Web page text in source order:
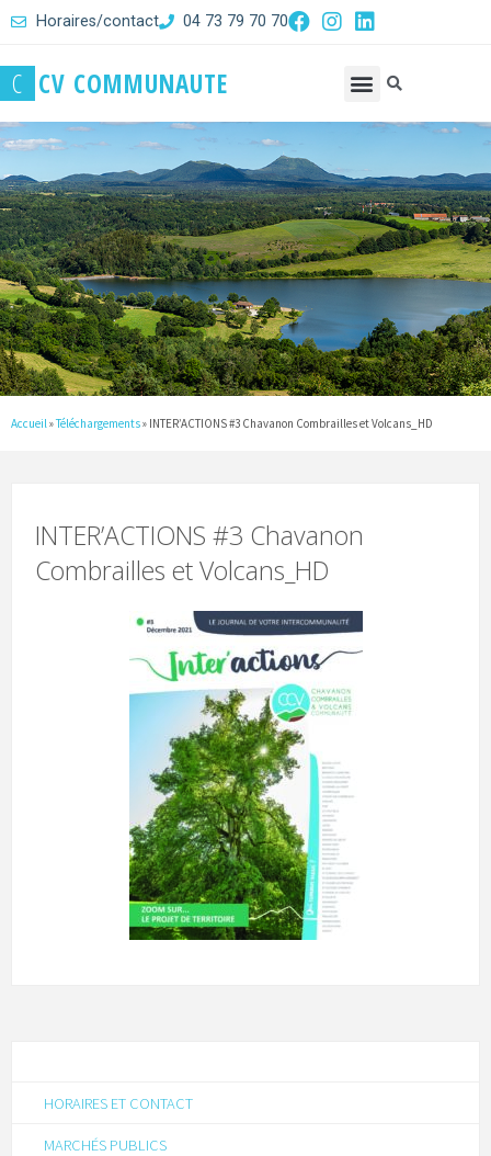
Horaires/contact 04 73 79 70 70
C CV COMMUNAUTE
Accueil »Téléchargements» INTER’ACTIONS #3 Chavanon Combrailles et Volcans_HD
INTER’ACTIONS #3 Chavanon
Combrailles et Volcans_HD
HORAIRES ET CONTACT
MARCHÉS PUBLICS